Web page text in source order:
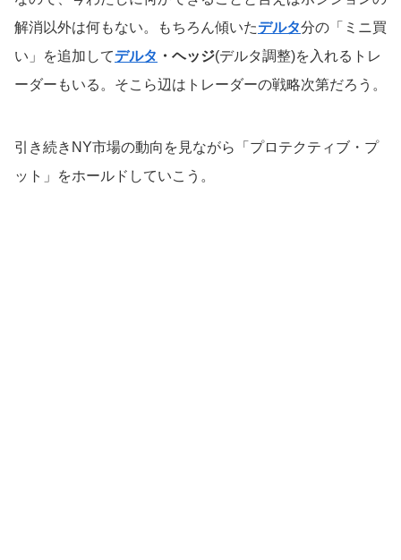
解消以外は何もない。もちろん傾いたデルタ分の「ミニ買
い」を追加してデルタ ・ヘッジ(デルタ調整)を入れるトレ
ーダーもいる。そこら辺はトレーダーの戦略次第だろう。
引き続きNY市場の動向を見ながら「プロテクティブ・プ
ット」をホールドしていこう。